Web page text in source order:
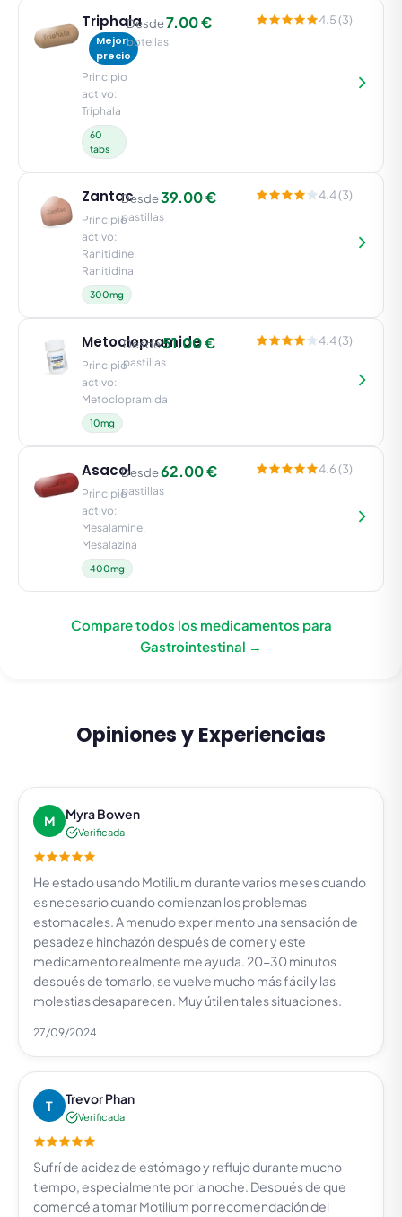
Triphala
Mejor
precio
Principio
activo:
Triphala
60
tabs
Desde7.00 €
botellas
4.5 (3)
Zantac
Principio
activo:
Ranitidine,
Ranitidina
300mg
Desde39.00 €
pastillas
4.4 (3)
Metoclopramide
Principio
activo:
Metoclopramida
10mg
Desde51.00 €
pastillas
4.4 (3)
Asacol
Principio
activo:
Mesalamine,
Mesalazina
400mg
Desde62.00 €
pastillas
4.6 (3)
Compare todos los medicamentos para
Gastrointestinal →
Opiniones y Experiencias
M Myra Bowen
Verificada
He estado usando Motilium durante varios meses cuando
es necesario cuando comienzan los problemas
estomacales. A menudo experimento una sensación de
pesadez e hinchazón después de comer y este
medicamento realmente me ayuda. 20-30 minutos
después de tomarlo, se vuelve mucho más fácil y las
molestias desaparecen. Muy útil en tales situaciones.
27/09/2024
T Trevor Phan
Verificada
Sufrí de acidez de estómago y reflujo durante mucho
tiempo, especialmente por la noche. Después de que
comencé a tomar Motilium por recomendación del